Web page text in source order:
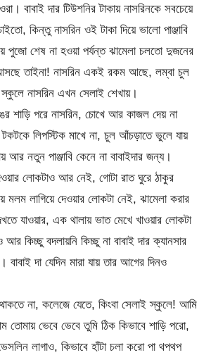
বাবাই দার টিউশনির টাকায় নাসরিনকে সবচেয়ে
কিন্তু নাসরিন ওই টাকা দিয়ে ভালো পাঞ্জাবি
পুজো শেষ না হওয়া পর্যন্ত ঝামেলা চলতো দুজনের
তাইনা! নাসরিন একই রকম আছে, লম্বা চুল
স্কুলে নাসরিন এখন সেলাই শেখায়।
শাড়ি পরে নাসরিন, চোখে আর কাজল দেয় না
লিপস্টিক মাখে না, চুল আঁচড়াতে ভুলে যায়
আর নতুন পাঞ্জাবি কেনে না বাবাইদার জন্য।
লোকটাও আর নেই, গোটা রাত ঘুরে ঠাকুর
মলম লাগিয়ে দেওয়ার লোকটা নেই, ঝামেলা করার
যাওয়ার, এক থালায় ভাত মেখে খাওয়ার লোকটা
কিচ্ছু বদলায়নি কিচ্ছু না বাবাই দার ক্যানসার
বাবাই দা যেদিন মারা যায় তার আগের দিনও
না, কলেজে যেতে, কিংবা সেলাই স্কুলে! আমি
তোমায় ভেবে ভেবে তুমি ঠিক কিভাবে শাড়ি পরো,
লাগাও, কিভাবে হাঁটা চলা করো পা থপথপ